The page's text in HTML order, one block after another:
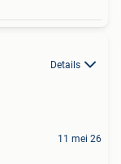
Details
11 mei 26